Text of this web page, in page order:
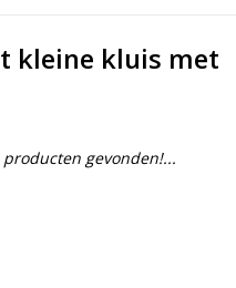
kleine kluis met
producten gevonden!...